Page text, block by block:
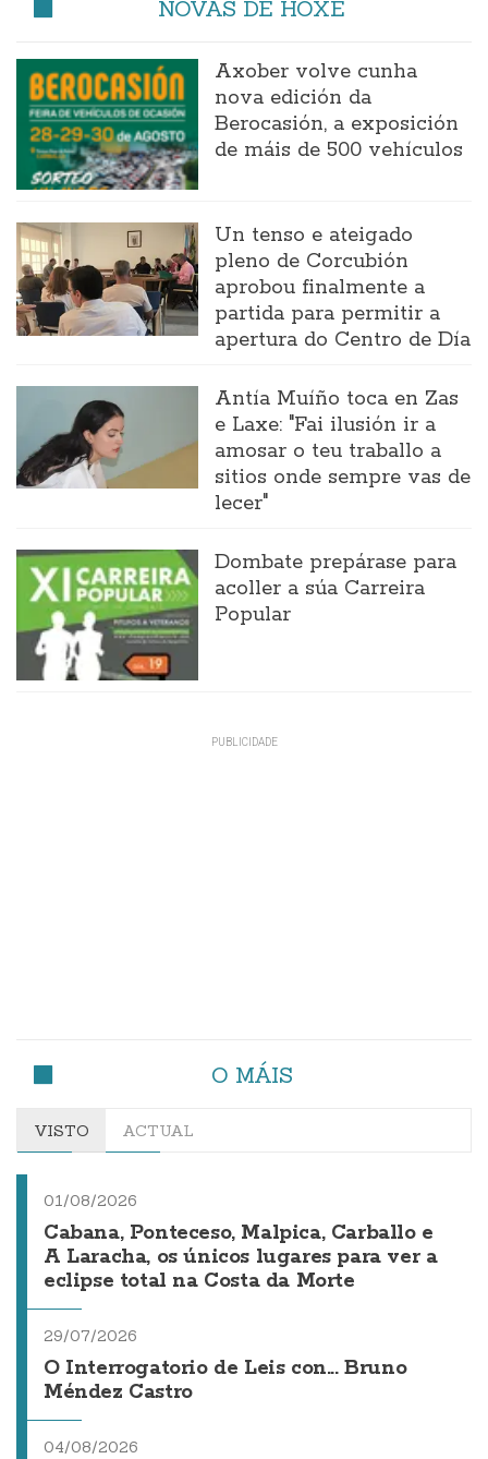
NOVAS DE HOXE
Axober volve cunha
nova edición da
Berocasión, a exposición
de máis de 500 vehículos
Un tenso e ateigado
pleno de Corcubión
aprobou finalmente a
partida para permitir a
apertura do Centro de Día
Antía Muíño toca en Zas
e Laxe: "Fai ilusión ir a
amosar o teu traballo a
sitios onde sempre vas de
lecer"
Dombate prepárase para
acoller a súa Carreira
Popular
O MÁIS
VISTO ACTUAL
01/08/2026
Cabana, Ponteceso, Malpica, Carballo e
A Laracha, os únicos lugares para ver a
eclipse total na Costa da Morte
29/07/2026
O Interrogatorio de Leis con... Bruno
Méndez Castro
04/08/2026